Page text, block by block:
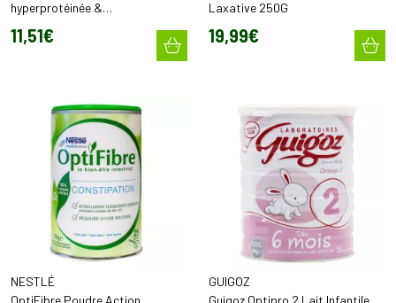
hyperprotéinée &
hyperénergétique Praline (4 x
200 ml)
11,51€
Laxative 250G
19,99€
NESTLÉ
OptiFibre Poudre Action
GUIGOZ
Guigoz Optipro 2 Lait Infantile